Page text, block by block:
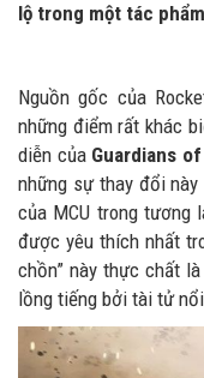
lộ trong một tác
Nguồn gốc của
những điểm rất khác
diễn của Guardians
những sự thay đổi
của MCU trong tương
được yêu thích nhất
chồn” này thực chất
lồng tiếng bởi tài tử